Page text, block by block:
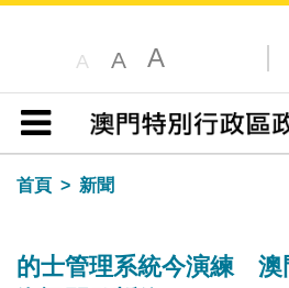
A A A
目錄
首頁
新聞
的士管理系統今演練 澳